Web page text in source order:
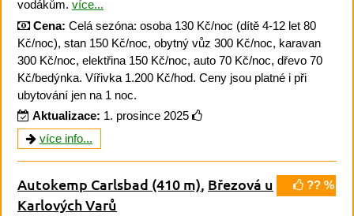
vodákům. více...
Cena: Celá sezóna: osoba 130 Kč/noc (dítě 4-12 let 80
Kč/noc), stan 150 Kč/noc, obytný vůz 300 Kč/noc, karavan
300 Kč/noc, elektřina 150 Kč/noc, auto 70 Kč/noc, dřevo 70
Kč/bedýnka. Vířivka 1.200 Kč/hod. Ceny jsou platné i při
ubytování jen na 1 noc.
Aktualizace: 1. prosince 2025
více info...
?? %
Autokemp Carlsbad (410 m) Březová u
Karlových Varů